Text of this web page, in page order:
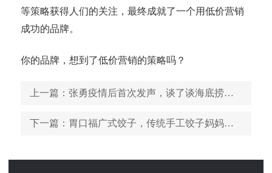
等策略获得人们的关注，最终成就了一个用低价营销
成功的品牌。
你的品牌，想到了低价营销的策略吗？
上一篇 ：张勇疫情后首次发声，谈了谈海底捞的经营本质和方法！
下一篇 ：胃口福广式饺子，传统手工饺子妈妈的味道